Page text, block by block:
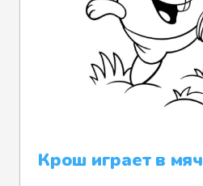
Крош играет в мяч